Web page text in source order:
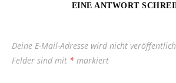
EINE ANTWORT
Deine E-Mail-Adresse wird nicht
Felder sind mit * markiert